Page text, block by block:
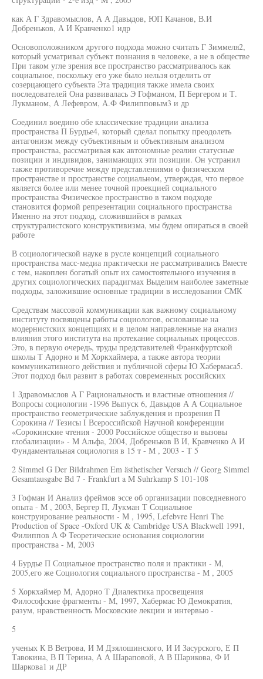
как А Г Здравомыслов, А А Давыдов, ЮП Качанов, В.И
Добреньков, А И Кравченко1 идр
Основоположником другого подхода можно считать Г Зиммеля2,
который усматривал субъект познания в человеке, а не в обществе
При таком угле зрения все пространство рассматривалось как
социальное, поскольку его уже было нельзя отделить от
созерцающего субъекта Эта традиция также имела своих
последователей Она развивалась Э Гофманом, П Бергером и Т.
Лукманом, А Лефевром, А.Ф Филипповым3 и др
Соединил воедино обе классические традиции анализа
пространства П Бурдье4, который сделал попытку преодолеть
антагонизм между субъективным и объективным анализом
пространства, рассматривая как автономные реалии статусные
позиции и индивидов, занимающих эти позиции. Он устранил
также противоречие между представлениями о физическом
пространстве и пространстве социальном, утверждая, что первое
является более или менее точной проекцией социального
пространства Физическое пространство в таком подходе
становится формой репрезентации социального пространства
Именно на этот подход, сложившийся в рамках
структуралистского конструктивизма, мы будем опираться в своей
работе
В социологической науке в русле концепций социального
пространства масс-медиа практически не рассматривались Вместе
с тем, накоплен богатый опыт их самостоятельного изучения в
других социологических парадигмах Выделим наиболее заметные
подходы, заложившие основные традиции в исследовании СМК
Средствам массовой коммуникации как важному социальному
институту посвящены работы социологов, основанные на
модернистских концепциях и в целом направленные на анализ
влияния этого института на протекание социальных процессов.
Это, в первую очередь, труды представителей Франкфуртской
школы Т Адорно и М Хоркхаймера, а также автора теории
коммуникативного действия и публичной сферы Ю Хабермаса5.
Этот подход был развит в работах современных российских
1 Здравомыслов А Г Рациональность и властные отношения //
Вопросы социологии -1996 Выпуск 6, Давыдов А А Социальное
пространство геометрические заблуждения и прозрения П
Сорокина // Тезисы I Всероссийской Научной конференции
«Сорокинские чтения - 2000 Российское общество и вызовы
глобализации» - М Альфа, 2004, Добреньков В И, Кравченко А И
Фундаментальная социология в 15 т - М , 2003 - Т 5
2 Simmel G Der Bildrahmen Em ästhetischer Versuch // Georg Simmel
Gesamtausgabe Bd 7 - Frankfurt a M Suhrkamp S 101-108
3 Гофман И Анализ фреймов эссе об организации повседневного
опыта - М , 2003, Бергер П, Лукман Т Социальное
конструирование реальности - М , 1995, Lefebvre Henri The
Production of Space -Oxford UK & Cambridge USA Blackwell 1991,
Филиппов А Ф Теоретические основания социологии
пространства - М, 2003
4 Бурдье П Социальное пространство поля и практики - М,
2005,его же Социология социального пространства - М , 2005
5 Хоркхаймер М, Адорно Т Диалектика просвещения
Философские фрагменты - М, 1997, Хабермас Ю Демократия,
разум, нравственность Московские лекции и интервью -
5
ученых К В Ветрова, И М Дзялошинского, И И Засурского, Е П
Тавокина, В П Терина, А А Шараповой, А В Шарикова, Ф И
Шаркова1 и ДР